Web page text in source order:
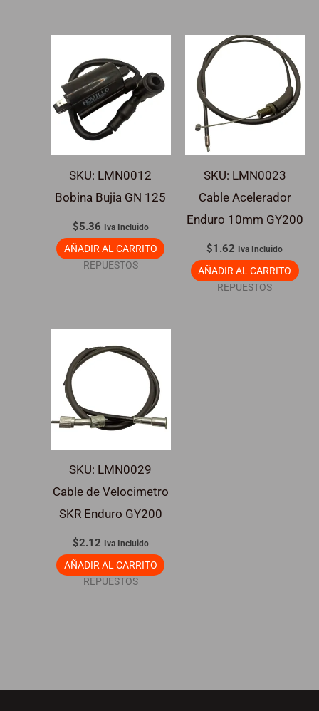
SKU: LMN0012
Bobina Bujia GN 125
$5.36 Iva Incluido
AÑADIR AL CARRITO
REPUESTOS
SKU: LMN0023
Cable Acelerador
Enduro 10mm GY200
$1.62 Iva Incluido
AÑADIR AL CARRITO
REPUESTOS
SKU: LMN0029
Cable de Velocimetro
SKR Enduro GY200
$2.12 Iva Incluido
AÑADIR AL CARRITO
REPUESTOS